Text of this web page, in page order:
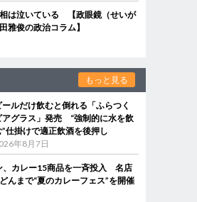
は泣いている 【政眼鏡（せいが
雅俊の政治コラム】
もっと見る
ールだけ飲むと倒れる「ふらつく
アグラス」発売 “強制的に水を飲
”仕掛けで適正飲酒を後押し
年8月7日
、カレー15商品を一斉投入 名店
んまで“夏のカレーフェス”を開催